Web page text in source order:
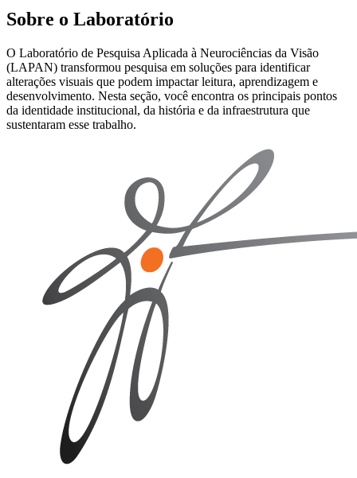
Sobre o Laboratório
O Laboratório de Pesquisa Aplicada à Neurociências da Visão
(LAPAN) transformou pesquisa em soluções para identificar
alterações visuais que podem impactar leitura, aprendizagem e
desenvolvimento. Nesta seção, você encontra os principais pontos
da identidade institucional, da história e da infraestrutura que
sustentaram esse trabalho.